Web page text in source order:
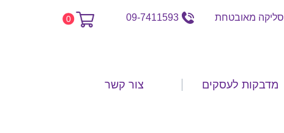
סליקה מאובטחת 09-7411593
0
מדבקות לעסקים צור קשר